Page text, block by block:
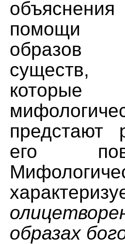
помощи
образов
существ,
предстают
его
образах